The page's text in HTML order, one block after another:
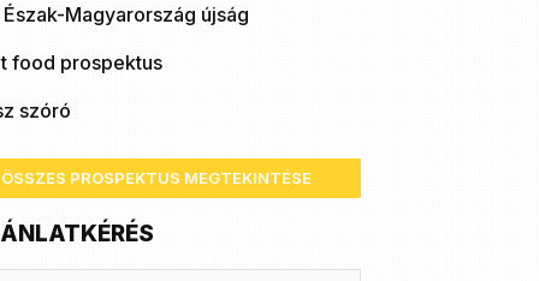
Magyarország újság
food prospektus
szóró
ÖSSZES PROSPEKTUS MEGTEKINTÉSE